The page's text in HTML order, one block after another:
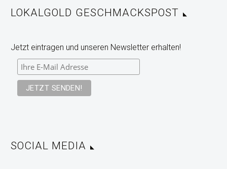
LOKALGOLD GESCHMACKSPOST
Jetzt eintragen und unseren Newsletter erhalten!
SOCIAL MEDIA